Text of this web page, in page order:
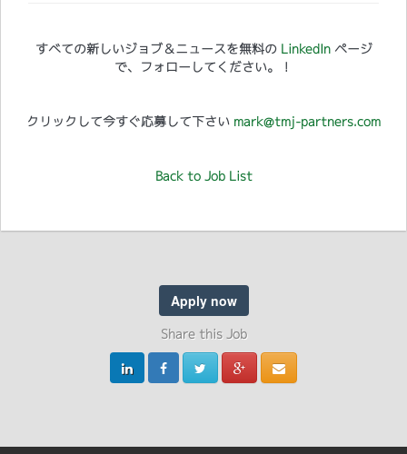
すべての新しいジョブ＆ニュースを無料の LinkedInページ
で、フォローしてください。！
クリックして今すぐ応募して下さい mark@tmj-partners.com
Back to Job List
Apply now
Share this Job